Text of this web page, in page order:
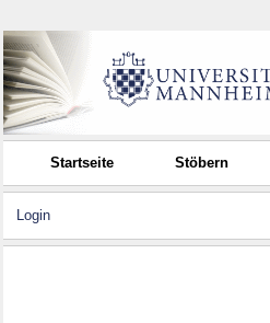
Startseite Stöbern
Login